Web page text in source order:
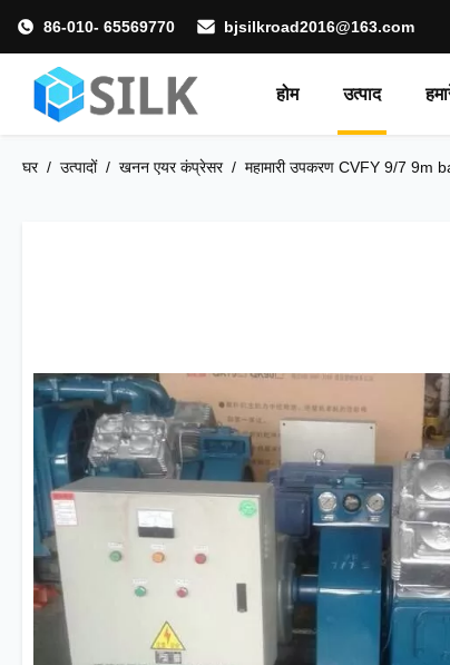
86-010- 65569770 bjsilkroad2016@163.com
होम उत्पाद
घर/ उत्पादों/ खनन एयर कंप्रेसर/ महामारी उपकरण CVFY 9/7 9m